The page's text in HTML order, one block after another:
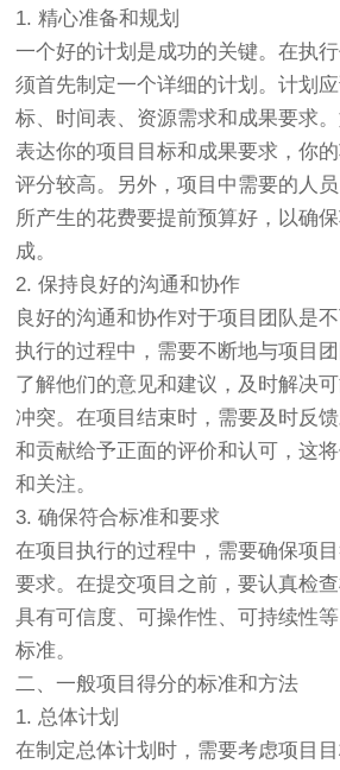
1. 精心准备和规划
一个好的计划是成功的关键。在执
须首先制定一个详细的计划。计划
标、时间表、资源需求和成果要求
表达你的项目目标和成果要求，你
评分较高。另外，项目中需要的人
所产生的花费要提前预算好，以确
成。
2. 保持良好的沟通和协作
良好的沟通和协作对于项目团队是
执行的过程中，需要不断地与项目
了解他们的意见和建议，及时解决
冲突。在项目结束时，需要及时反
和贡献给予正面的评价和认可，这
和关注。
3. 确保符合标准和要求
在项目执行的过程中，需要确保项
要求。在提交项目之前，要认真检
具有可信度、可操作性、可持续性
标准。
二、一般项目得分的标准和方法
1. 总体计划
在制定总体计划时，需要考虑项目